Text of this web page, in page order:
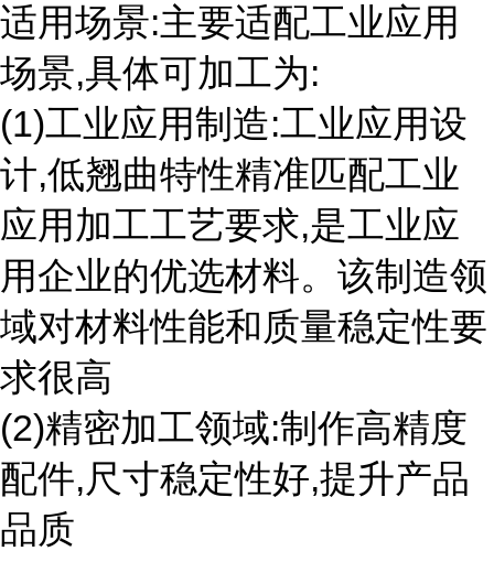
适用场景:主要适配工业应用
场景,具体可加工为:
(1)工业应用制造:工业应用设
计,低翘曲特性精准匹配工业
应用加工工艺要求,是工业应
用企业的优选材料。该制造领
域对材料性能和质量稳定性要
求很高
(2)精密加工领域:制作高精度
配件,尺寸稳定性好,提升产品
品质